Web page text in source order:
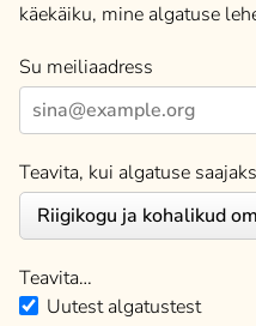
käekäiku, mine algatuse
Su meiliaadress
Teavita, kui algatuse
Teavita…
Uutest algatustest